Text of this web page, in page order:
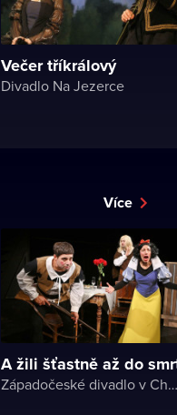
Večer tříkrálový
Divadlo Na Jezerce
Více
A žili šťastně až do
Západočeské divadlo v Chebu